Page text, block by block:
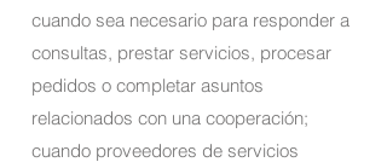
cuando sea necesario para responder a
consultas, prestar servicios, procesar
pedidos o completar asuntos
relacionados con una cooperación;
cuando proveedores de servicios